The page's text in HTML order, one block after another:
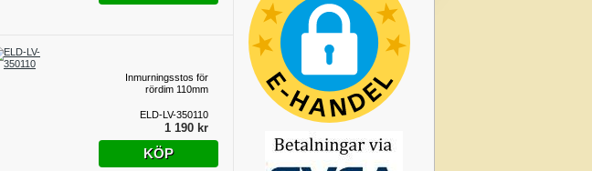
Inmurningsstos för
rördim 110mm
ELD-LV-350110
1 190 kr
KÖP